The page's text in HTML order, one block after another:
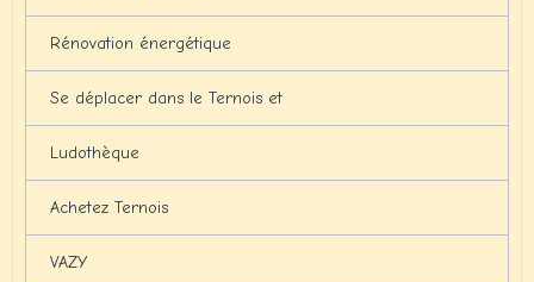
Rénovation énergétique
Se déplacer dans le Ternois et
Ludothèque
Achetez Ternois
VAZY